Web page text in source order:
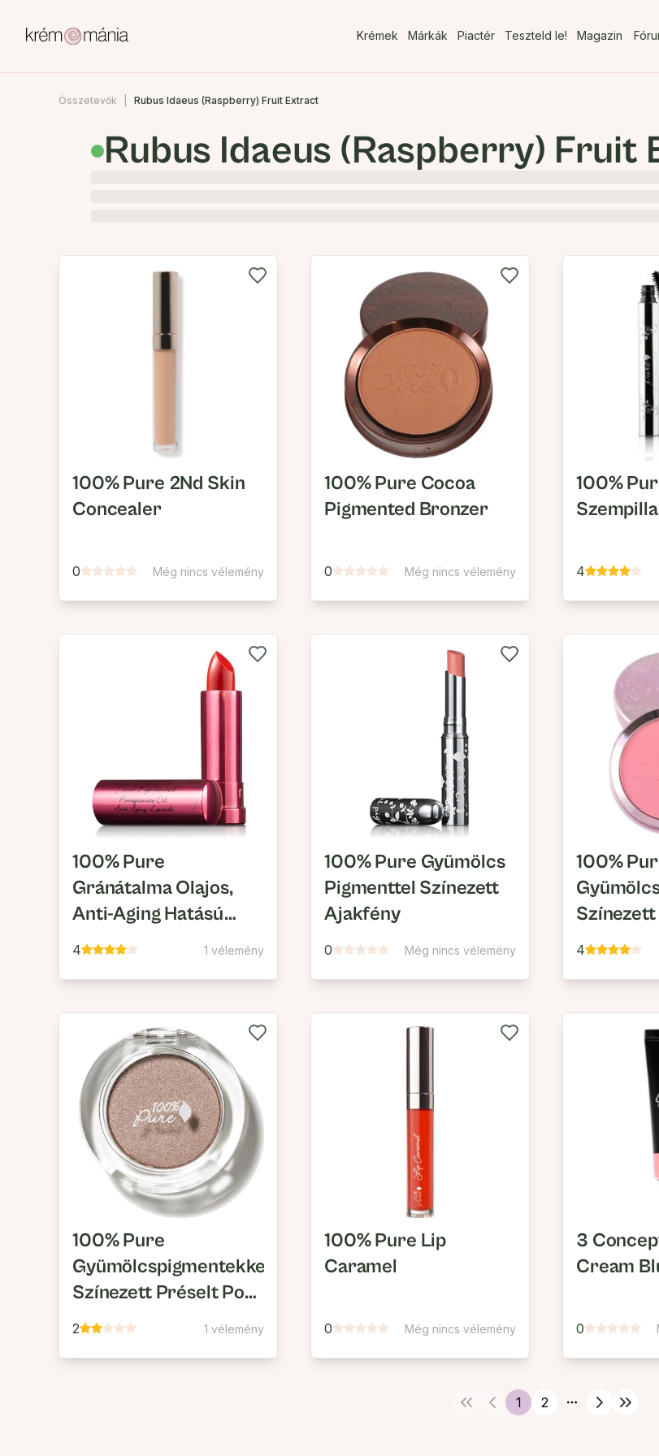
Krémek Márkák Piactér Teszteld le! Magazin
Összetevők Rubus Idaeus (Raspberry) Fruit Extract
Rubus Idaeus (Raspberry) Fruit
100% Pure 2Nd Skin
Concealer
0 Még nincs vélemény
100% Pure Cocoa
Pigmented Bronzer
0 Még nincs vélemény
100%
4
100% Pure
Gránátalma Olajos,
Anti-Aging Hatású
Krémes Ajakrúzs
4 1 vélemény
100% Pure Gyümölcs
Pigmenttel Színezett
Ajakfény
0 Még nincs vélemény
100%
4
100% Pure
Gyümölcspigmentekkel
Színezett Préselt Por
Szemhéjfesték
2 1 vélemény
100% Pure Lip
Caramel
0 Még nincs vélemény
3
Cream
0
1 2
More pages